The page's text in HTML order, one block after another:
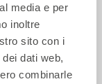
media e per
inoltre
sito con i
dati web,
combinarle
di